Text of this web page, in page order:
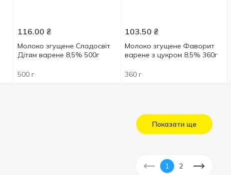
116.00 ₴
Молоко згущене Сладосвіт
Дітям варене 8,5% 500г
500 г
103.50 ₴
Молоко згущене Фаворит
варене з цукром 8,5% 360г
360 г
Показати ще
1 2